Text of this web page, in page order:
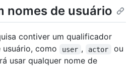
nomes de usuário
contiver um qualificador
como
user , actor ou
usar qualquer nome de